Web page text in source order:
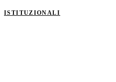
ISTITUZIONALI